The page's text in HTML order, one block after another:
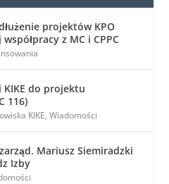
projektów KPO
z MC i CPPC
KIKE do projektu
116)
KIKE,Wiadomości
Mariusz Siemiradzki
Izby